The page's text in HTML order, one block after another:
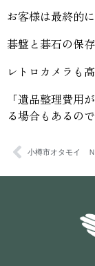
お客様は最終的
碁盤と碁石の保
レトロカメラも
「遺品整理費用
る場合もあるの
小樽市オタモイ